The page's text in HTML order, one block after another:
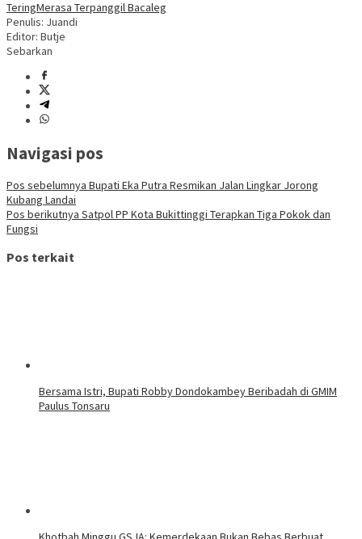
TeringMerasa Terpanggil Bacaleg
Penulis: Juandi
Editor: Butje
Sebarkan
Navigasi pos
Pos sebelumnya Bupati Eka Putra Resmikan Jalan Lingkar Jorong
Kubang Landai
Pos berikutnya Satpol PP Kota Bukittinggi Terapkan Tiga Pokok dan
Fungsi
Pos terkait
Bersama Istri, Bupati Robby Dondokambey Beribadah di GMIM
Paulus Tonsaru